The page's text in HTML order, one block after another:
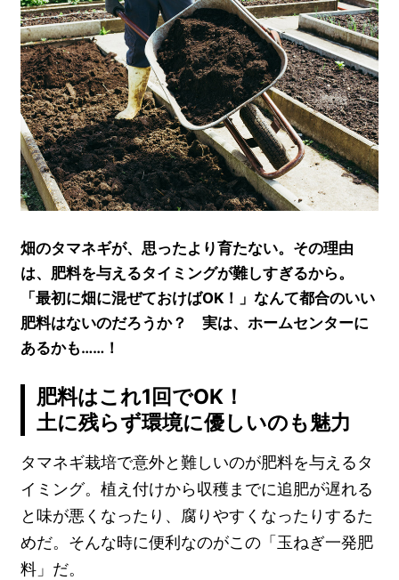
畑のタマネギが、思ったより育たない。その理由
は、肥料を与えるタイミングが難しすぎるから。
「最初に畑に混ぜておけばOK！」なんて都合のいい
肥料はないのだろうか？ 実は、ホームセンターに
あるかも……！
肥料はこれ1回でOK！
土に残らず環境に優しいのも魅力
タマネギ栽培で意外と難しいのが肥料を与えるタ
イミング。植え付けから収穫までに追肥が遅れる
と味が悪くなったり、腐りやすくなったりするた
めだ。そんな時に便利なのがこの「玉ねぎ一発肥
料」だ。